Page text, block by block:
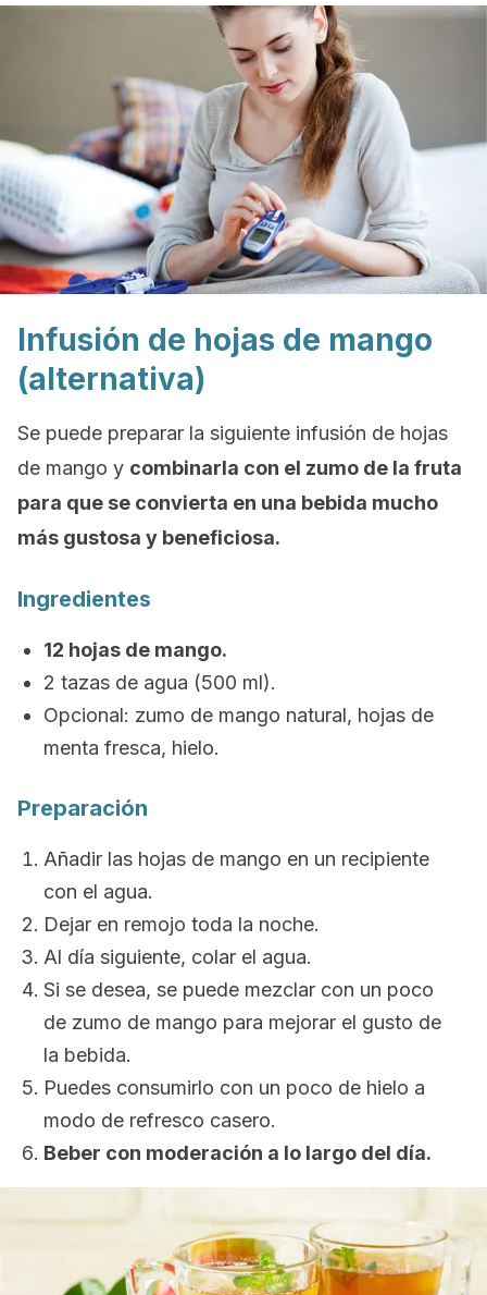
Infusión de hojas de mango
(alternativa)
Se puede preparar la siguiente infusión de hojas
de mango y combinarla con el zumo de la fruta
para que se convierta en una bebida mucho
más gustosa y beneficiosa.
Ingredientes
12 hojas de mango.
2 tazas de agua (500 ml).
Opcional: zumo de mango natural, hojas de
menta fresca, hielo.
Preparación
Añadir las hojas de mango en un recipiente
con el agua.
Dejar en remojo toda la noche.
Al día siguiente, colar el agua.
Si se desea, se puede mezclar con un poco
de zumo de mango para mejorar el gusto de
la bebida.
Puedes consumirlo con un poco de hielo a
modo de refresco casero.
Beber con moderación a lo largo del día.